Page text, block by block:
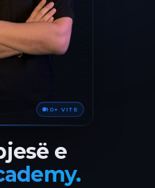
10+ VITE
e